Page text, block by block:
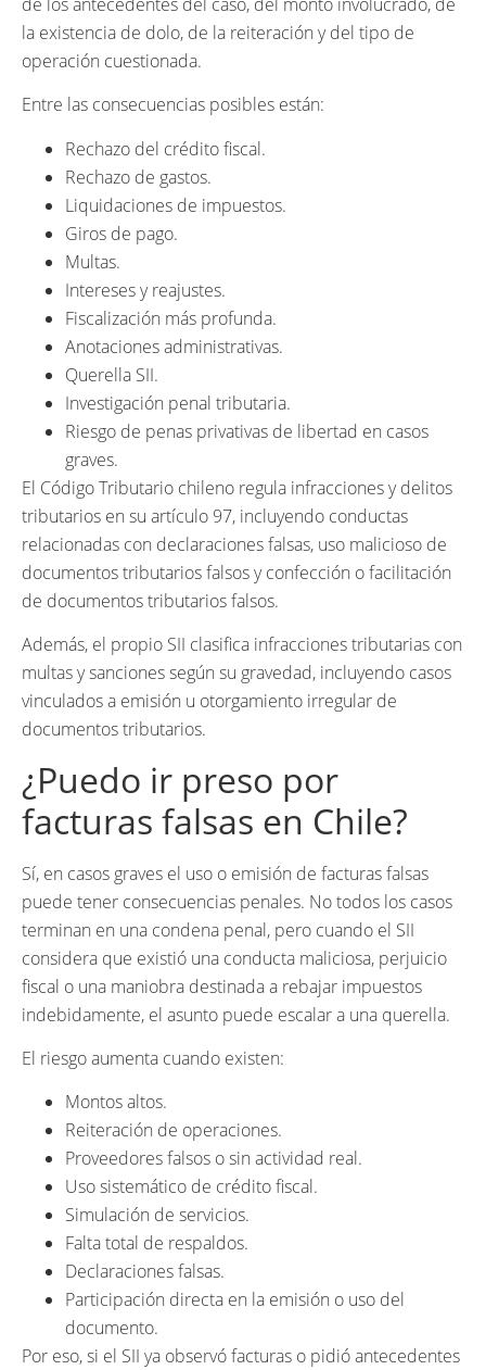
la existencia de dolo, de la reiteración y del tipo de
operación cuestionada.
Entre las consecuencias posibles están:
Rechazo del crédito fiscal.
Rechazo de gastos.
Liquidaciones de impuestos.
Giros de pago.
Multas.
Intereses y reajustes.
Fiscalización más profunda.
Anotaciones administrativas.
Querella SII.
Investigación penal tributaria.
Riesgo de penas privativas de libertad en casos
graves.
El Código Tributario chileno regula infracciones y delitos
tributarios en su artículo 97, incluyendo conductas
relacionadas con declaraciones falsas, uso malicioso de
documentos tributarios falsos y confección o facilitación
de documentos tributarios falsos.
Además, el propio SII clasifica infracciones tributarias con
multas y sanciones según su gravedad, incluyendo casos
vinculados a emisión u otorgamiento irregular de
documentos tributarios.
¿Puedo ir preso por
facturas falsas en Chile?
Sí, en casos graves el uso o emisión de facturas falsas
puede tener consecuencias penales. No todos los casos
terminan en una condena penal, pero cuando el SII
considera que existió una conducta maliciosa, perjuicio
fiscal o una maniobra destinada a rebajar impuestos
indebidamente, el asunto puede escalar a una querella.
El riesgo aumenta cuando existen:
Montos altos.
Reiteración de operaciones.
Proveedores falsos o sin actividad real.
Uso sistemático de crédito fiscal.
Simulación de servicios.
Falta total de respaldos.
Declaraciones falsas.
Participación directa en la emisión o uso del
documento.
Por eso, si el SII ya observó facturas o pidió antecedentes